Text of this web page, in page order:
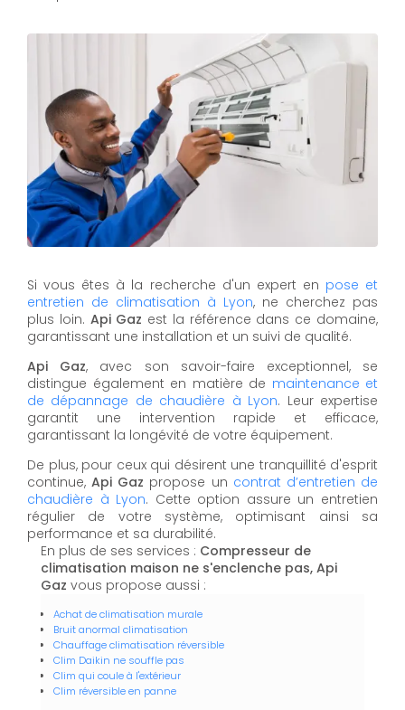
Si vous êtes à la recherche d'un expert en pose et
entretien de climatisation à Lyon, ne cherchez pas
plus loin. Api Gaz est la référence dans ce domaine,
garantissant une installation et un suivi de qualité.
Api Gaz, avec son savoir-faire exceptionnel, se
distingue également en matière de maintenance et
de dépannage de chaudière à Lyon. Leur expertise
garantit une intervention rapide et efficace,
garantissant la longévité de votre équipement.
De plus, pour ceux qui désirent une tranquillité d'esprit
continue,Api Gaz propose un contrat d’entretien de
chaudière à Lyon. Cette option assure un entretien
régulier de votre système, optimisant ainsi sa
performance et sa durabilité.
En plus de ses services : Compresseur de
climatisation maison ne s'enclenche pas, Api
Gaz vous propose aussi :
Achat de climatisation murale
Bruit anormal climatisation
Chauffage climatisation réversible
Clim Daikin ne souffle pas
Clim qui coule à l'extérieur
Clim réversible en panne